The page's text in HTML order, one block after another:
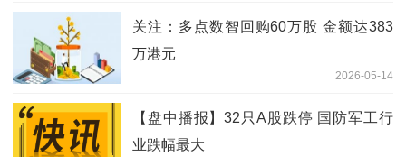
关注：多点数智回购60万股 金额达383
万港元
2026-05-14
【盘中播报】32只A股跌停 国防军工行
业跌幅最大